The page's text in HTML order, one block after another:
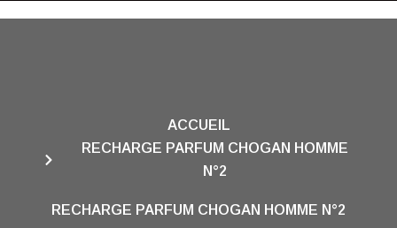
ACCUEIL
RECHARGE PARFUM CHOGAN HOMME
N°2
RECHARGE PARFUM CHOGAN HOMME N°2